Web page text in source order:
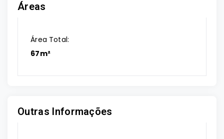
Áreas
Área Total:
67m²
Outras Informações